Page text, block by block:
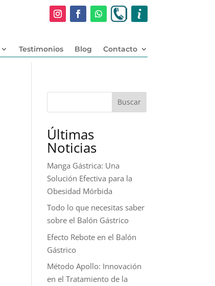
Testimonios Blog Contacto
Buscar
Últimas
Noticias
Manga Gástrica: Una
Solución Efectiva para la
Obesidad Mórbida
Todo lo que necesitas saber
sobre el Balón Gástrico
Efecto Rebote en el Balón
Gástrico
Método Apollo: Innovación
en el Tratamiento de la